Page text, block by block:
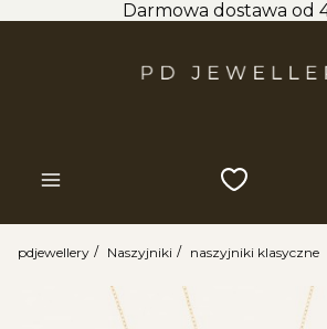
Darmowa dostawa od
Menu Ulubione
pdjewellery Naszyjniki naszyjniki klasyczne